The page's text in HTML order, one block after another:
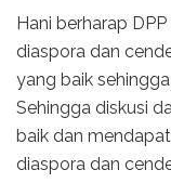
Hani berharap
diaspora dan
yang baik
Sehingga diskusi
baik dan
diaspora dan